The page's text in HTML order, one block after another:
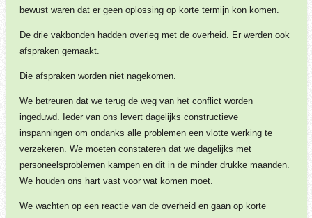
bewust waren dat er geen oplossing op korte termijn kon komen.
De drie vakbonden hadden overleg met de overheid. Er werden ook
afspraken gemaakt.
Die afspraken worden niet nagekomen.
We betreuren dat we terug de weg van het conflict worden
ingeduwd. Ieder van ons levert dagelijks constructieve
inspanningen om ondanks alle problemen een vlotte werking te
verzekeren. We moeten constateren dat we dagelijks met
personeelsproblemen kampen en dit in de minder drukke maanden.
We houden ons hart vast voor wat komen moet.
We wachten op een reactie van de overheid en gaan op korte